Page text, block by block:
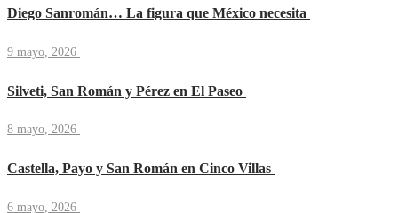
Diego Sanromán… La figura que México necesita
9 mayo, 2026
Silveti, San Román y Pérez en El Paseo
8 mayo, 2026
Castella, Payo y San Román en Cinco Villas
6 mayo, 2026